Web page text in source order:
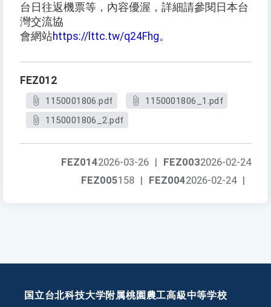
台日往返機票等，內容優渥，詳細請參閱日本台
灣交流協
會網站https://lttc.tw/q24Fhg。
FEZ012
1150001806.pdf
1150001806_1.pdf
1150001806_2.pdf
FEZ0032026-02-24
FEZ0142026-03-26 |
FEZ0042026-02-24 |
FEZ005158 |
国立台北科技大学附属桃園農工高級中等学校